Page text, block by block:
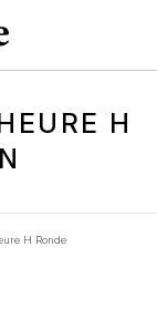
H
H Ronde